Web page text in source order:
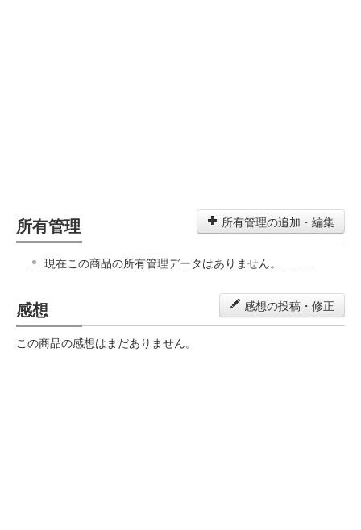
所有管理 所有管理の追加・編集
現在この商品の所有管理データはありません。
感想 感想の投稿・修正
この商品の感想はまだありません。